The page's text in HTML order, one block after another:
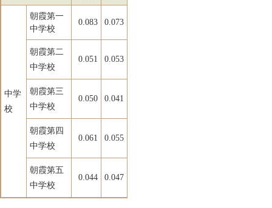
中学
校
朝霞第一
中学校
0.083 0.073
朝霞第二
中学校
0.051 0.053
朝霞第三
中学校
0.050 0.041
朝霞第四
中学校
0.061 0.055
朝霞第五
中学校
0.044 0.047